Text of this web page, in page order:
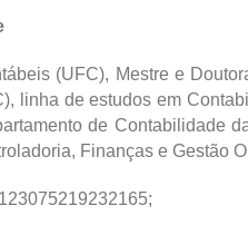
(UFC), Mestre e
linha de estudos em
de Contabilidade
Finanças e Gestão